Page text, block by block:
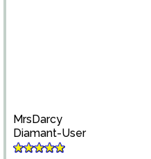
MrsDarcy
Diamant-User